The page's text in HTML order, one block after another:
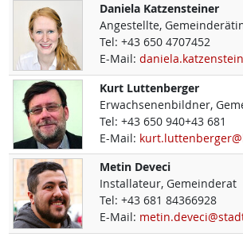
Daniela Katzensteiner
Angestellte,
Tel: +43 650 4707452
E-Mail:
Kurt Luttenberger
Erwachsenenbildner,
Tel: +43 650 940+43 681
E-Mail:
Metin Deveci
Installateur, Gemeinderat
Tel: +43 681 84366928
E-Mail: